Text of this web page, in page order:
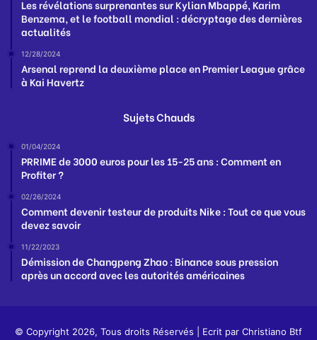
Les révélations surprenantes sur Kylian Mbappé, Karim
Benzema, et le football mondial : décryptage des dernières
actualités
12/28/2024
Arsenal reprend la deuxième place en Premier League grâce
à Kai Havertz
Sujets Chauds
01/04/2024
PRRIME de 3000 euros pour les 15-25 ans : Comment en
Profiter ?
02/26/2024
Comment devenir testeur de produits Nike : Tout ce que vous
devez savoir
11/22/2023
Démission de Changpeng Zhao : Binance sous pression
après un accord avec les autorités américaines
© Copyright 2026, Tous droits Réservés | Ecrit par Christiano Btf